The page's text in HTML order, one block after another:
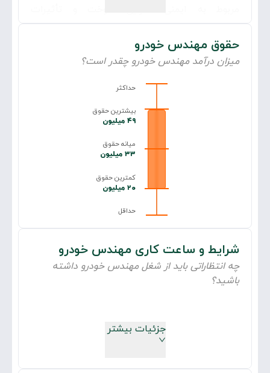
مطالعه قرار می‌دهند.
حقوق مهندس خودرو
میزان درآمد مهندس خودرو چقدر است؟
حداکثر
بیشترین حقوق
۴۹ میلیون
میانه حقوق
۳۳ میلیون
کمترین حقوق
۲۰ میلیون
حداقل
شرایط و ساعت کاری مهندس خودرو
چه انتظاراتی باید از شغل مهندس خودرو داشته
باشید؟
جزئیات بیشتر